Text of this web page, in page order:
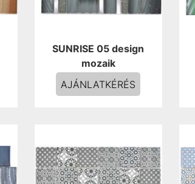
SUNRISE 05 design
mozaik
AJÁNLATKÉRÉS